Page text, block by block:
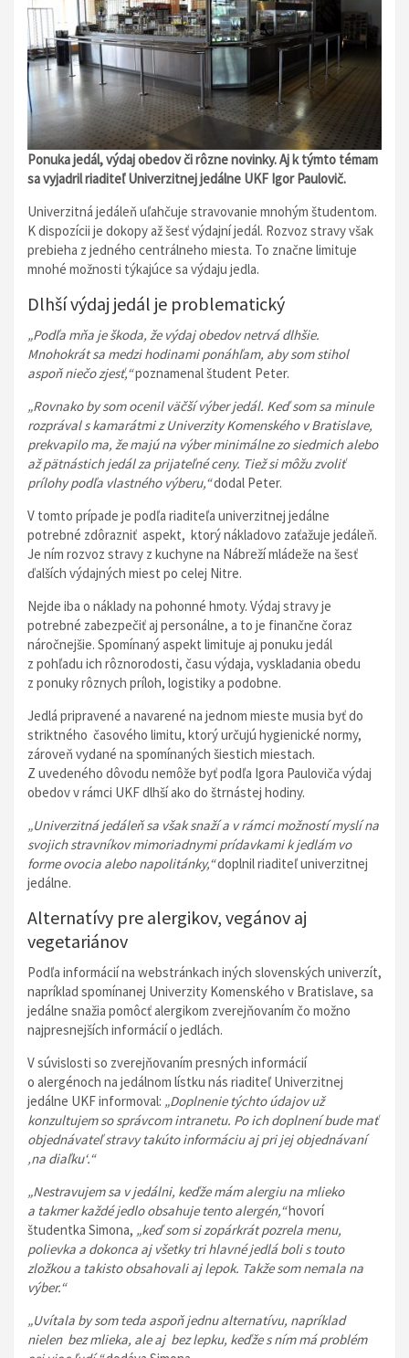
Ponuka jedál, výdaj obedov či rôzne novinky. Aj k týmto témam
sa vyjadril riaditeľ Univerzitnej jedálne UKF Igor Paulovič.
Univerzitná jedáleň uľahčuje stravovanie mnohým študentom.
K dispozícii je dokopy až šesť výdajní jedál. Rozvoz stravy však
prebieha z jedného centrálneho miesta. To značne limituje
mnohé možnosti týkajúce sa výdaju jedla.
Dlhší výdaj jedál je problematický
„Podľa mňa je škoda, že výdaj obedov netrvá dlhšie.
Mnohokrát sa medzi hodinami ponáhľam, aby som stihol
aspoň niečo zjesť,“poznamenal študent Peter.
„Rovnako by som ocenil väčší výber jedál. Keď som sa minule
rozprával s kamarátmi z Univerzity Komenského v Bratislave,
prekvapilo ma, že majú na výber minimálne zo siedmich alebo
až pätnástich jedál za prijateľné ceny. Tiež si môžu zvoliť
prílohy podľa vlastného výberu,“dodal Peter.
V tomto prípade je podľa riaditeľa univerzitnej jedálne
potrebné zdôrazniť aspekt, ktorý nákladovo zaťažuje jedáleň.
Je ním rozvoz stravy z kuchyne na Nábreží mládeže na šesť
ďalších výdajných miest po celej Nitre.
Nejde iba o náklady na pohonné hmoty. Výdaj stravy je
potrebné zabezpečiť aj personálne, a to je finančne čoraz
náročnejšie. Spomínaný aspekt limituje aj ponuku jedál
z pohľadu ich rôznorodosti, času výdaja, vyskladania obedu
z ponuky rôznych príloh, logistiky a podobne.
Jedlá pripravené a navarené na jednom mieste musia byť do
striktného časového limitu, ktorý určujú hygienické normy,
zároveň vydané na spomínaných šiestich miestach.
Z uvedeného dôvodu nemôže byť podľa Igora Pauloviča výdaj
obedov v rámci UKF dlhší ako do štrnástej hodiny.
„Univerzitná jedáleň sa však snaží a v rámci možností myslí na
svojich stravníkov mimoriadnymi prídavkami k jedlám vo
forme ovocia alebo napolitánky,“doplnil riaditeľ univerzitnej
jedálne.
Alternatívy pre alergikov, vegánov aj
vegetariánov
Podľa informácií na webstránkach iných slovenských univerzít,
napríklad spomínanej Univerzity Komenského v Bratislave, sa
jedálne snažia pomôcť alergikom zverejňovaním čo možno
najpresnejších informácií o jedlách.
V súvislosti so zverejňovaním presných informácií
o alergénoch na jedálnom lístku nás riaditeľ Univerzitnej
jedálne UKF informoval: „Doplnenie týchto údajov už
konzultujem so správcom intranetu. Po ich doplnení bude mať
objednávateľ stravy takúto informáciu aj pri jej objednávaní
‚na diaľku‘.“
„Nestravujem sa v jedálni, keďže mám alergiu na mlieko
a takmer každé jedlo obsahuje tento alergén,“hovorí
študentka Simona, „keď som si zopárkrát pozrela menu,
polievka a dokonca aj všetky tri hlavné jedlá boli s touto
zložkou a takisto obsahovali aj lepok. Takže som nemala na
výber.“
„Uvítala by som teda aspoň jednu alternatívu, napríklad
nielen bez mlieka, ale aj bez lepku, keďže s ním má problém